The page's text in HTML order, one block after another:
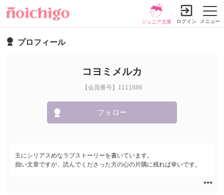
メニュー
ジュニア文庫 ログイン
プロフィール
コヨミメルカ
【会員番号】1111886
フォロー
主にシリアスめなラブストーリーを書いています。
拙い文章ですが、読んでくださった方の心の片隅に残れば幸いです。